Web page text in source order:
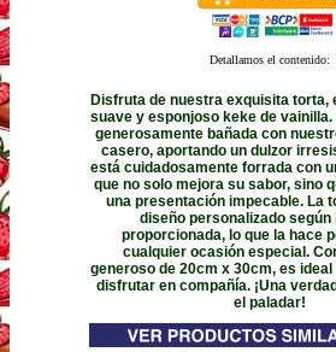
Detallamos el contenido:
Disfruta de nuestra exquisita torta,
suave y esponjoso keke de
generosamente bañada con
casero, aportando un dulzor
está cuidadosamente forrada con
que no solo mejora su sabor, sino
una presentación impecable. La
diseño personalizado según
proporcionada, lo que la hace
cualquier ocasión especial.
generoso de 20cm x 30cm, es
disfrutar en compañía. ¡Una
el paladar!